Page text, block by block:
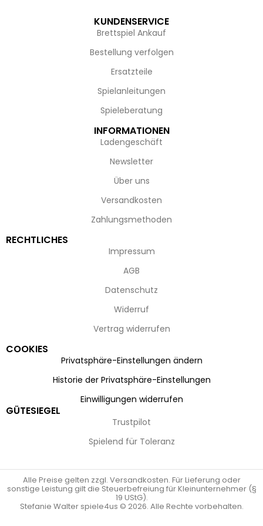
KUNDENSERVICE
Brettspiel Ankauf
Bestellung verfolgen
Ersatzteile
Spielanleitungen
Spieleberatung
INFORMATIONEN
Ladengeschäft
Newsletter
Über uns
Versandkosten
Zahlungsmethoden
RECHTLICHES
Impressum
AGB
Datenschutz
Widerruf
Vertrag widerrufen
COOKIES
Privatsphäre-Einstellungen ändern
Historie der Privatsphäre-Einstellungen
Einwilligungen widerrufen
GÜTESIEGEL
Trustpilot
Spielend für Toleranz
Alle Preise gelten zzgl. Versandkosten. Für Lieferung oder
sonstige Leistung gilt die Steuerbefreiung für Kleinunternehmer (§
19 UStG).
Stefanie Walter spiele4us © 2026. Alle Rechte vorbehalten.